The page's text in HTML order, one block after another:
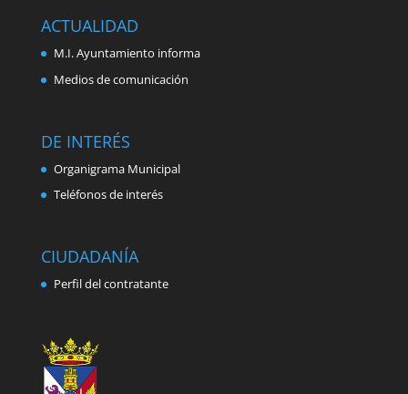
ACTUALIDAD
M.I. Ayuntamiento informa
Medios de comunicación
DE INTERÉS
Organigrama Municipal
Teléfonos de interés
CIUDADANÍA
Perfil del contratante